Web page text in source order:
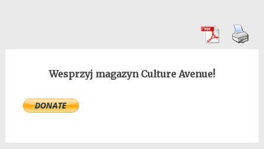
Wesprzyj magazyn Culture Avenue!